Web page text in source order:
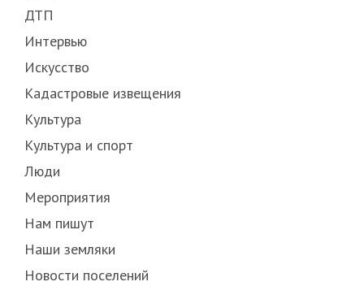
ДТП
Интервью
Искусство
Кадастровые извещения
Культура
Культура и спорт
Люди
Мероприятия
Нам пишут
Наши земляки
Новости поселений